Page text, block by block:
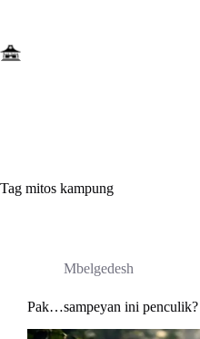
Tag mitos kampung
Mbelgedesh
Pak…sampeyan ini penculik?